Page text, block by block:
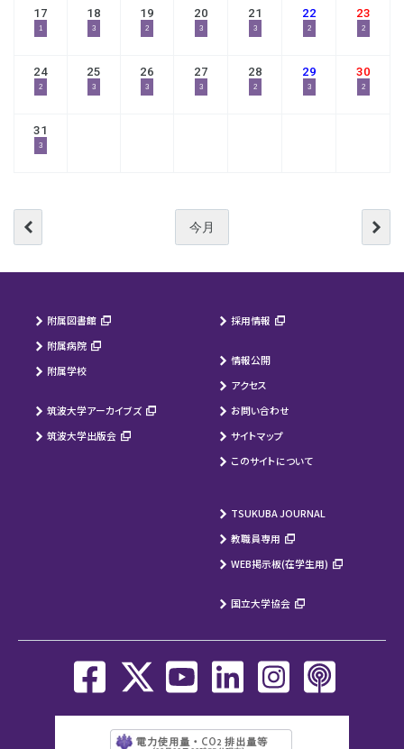
17
1
18
3
19
2
20
3
21
3
22
2
23
2
24
2
25
3
26
3
27
3
28
2
29
3
30
2
31
3
今月
附属図書館
附属病院
附属学校
筑波大学アーカイブズ
筑波大学出版会
採用情報
情報公開
アクセス
お問い合わせ
サイトマップ
このサイトについて
TSUKUBA JOURNAL
教職員専用
WEB掲示板(在学生用)
国立大学協会